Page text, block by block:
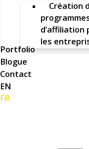
Création
d’affiliation
les
Portfolio
Blogue
Contact
EN
FR